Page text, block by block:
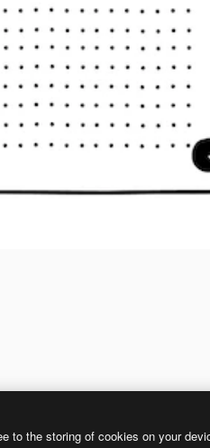
to the storing of cookies on your